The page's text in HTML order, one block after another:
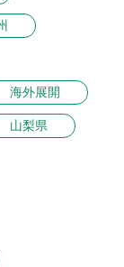
海外展開
山梨県